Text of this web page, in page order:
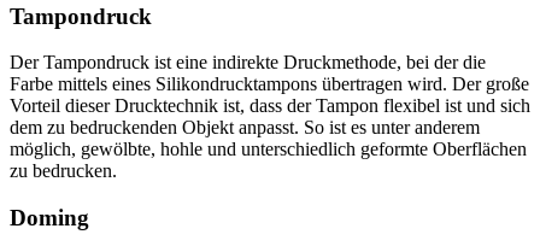
Tampondruck
Der Tampondruck ist eine indirekte Druckmethode, bei der die
Farbe mittels eines Silikondrucktampons übertragen wird. Der große
Vorteil dieser Drucktechnik ist, dass der Tampon flexibel ist und sich
dem zu bedruckenden Objekt anpasst. So ist es unter anderem
möglich, gewölbte, hohle und unterschiedlich geformte Oberflächen
zu bedrucken.
Doming